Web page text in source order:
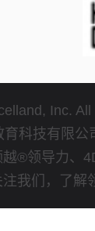
Inc.
育科技有限
®领导力、
我们，了解